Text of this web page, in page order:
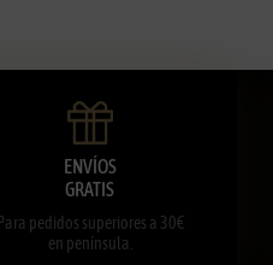
ENVÍOS
GRATIS
Para pedidos superiores a 30€
en península.